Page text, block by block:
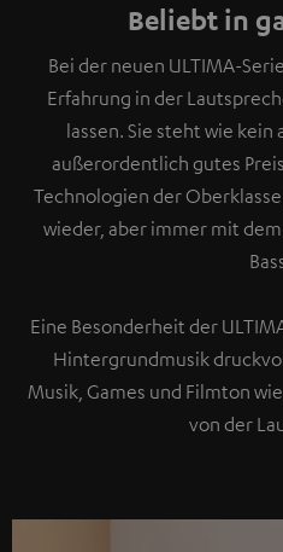
Beliebt in
Bei der neuen ULTIMA-
Erfahrung in der
lassen. Sie steht wie
außerordentlich gutes
Technologien der
wieder, aber immer mit
Eine Besonderheit der
Hintergrundmusik
Musik, Games und Filmton
von der